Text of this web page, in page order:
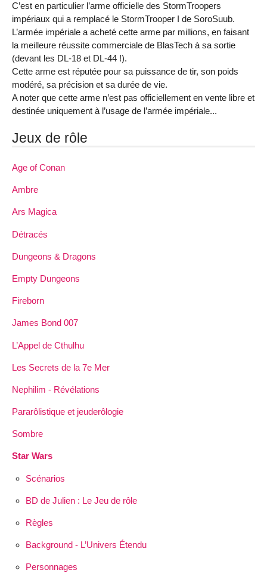
C’est en particulier l’arme officielle des StormTroopers
impériaux qui a remplacé le StormTrooper I de SoroSuub.
L’armée impériale a acheté cette arme par millions, en faisant
la meilleure réussite commerciale de BlasTech à sa sortie
(devant les DL-18 et DL-44 !).
Cette arme est réputée pour sa puissance de tir, son poids
modéré, sa précision et sa durée de vie.
A noter que cette arme n’est pas officiellement en vente libre et
destinée uniquement à l’usage de l’armée impériale...
Jeux de rôle
Age of Conan
Ambre
Ars Magica
Détracés
Dungeons & Dragons
Empty Dungeons
Fireborn
James Bond 007
L’Appel de Cthulhu
Les Secrets de la 7e Mer
Nephilim - Révélations
Pararôlistique et jeuderôlogie
Sombre
Star Wars
Scénarios
BD de Julien : Le Jeu de rôle
Règles
Background - L’Univers Étendu
Personnages